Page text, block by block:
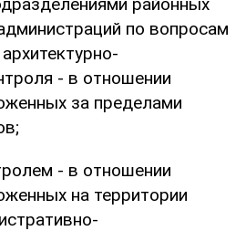
по вопросам
- в отношении
за пределами
- в отношении
на территории